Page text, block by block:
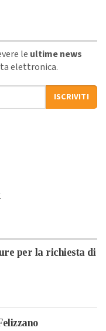
le ultime news
elettronica.
ISCRIVITI
per la richiesta di